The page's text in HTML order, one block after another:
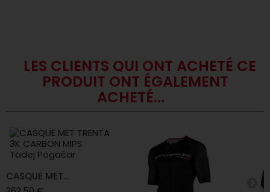
LES CLIENTS QUI ONT ACHETÉ CE
PRODUIT ONT ÉGALEMENT
ACHETÉ...
CASQUE MET...